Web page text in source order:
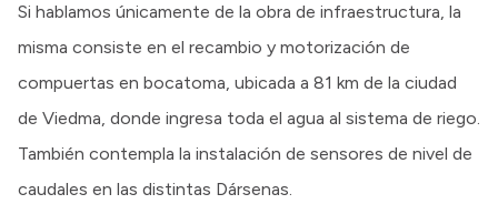
Si hablamos únicamente de la obra de infraestructura, la
misma consiste en el recambio y motorización de
compuertas en bocatoma, ubicada a 81 km de la ciudad
de Viedma, donde ingresa toda el agua al sistema de riego.
También contempla la instalación de sensores de nivel de
caudales en las distintas Dársenas.